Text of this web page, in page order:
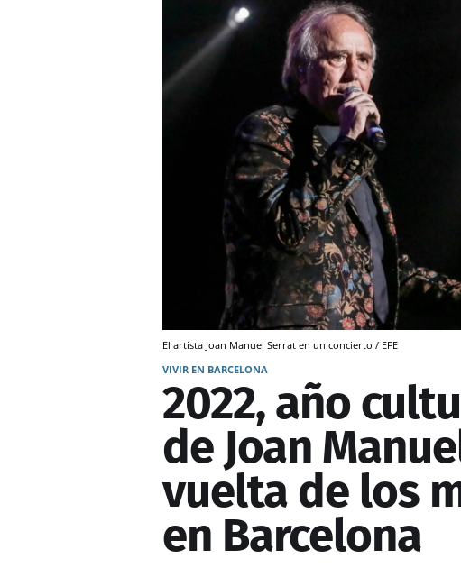
El artista Joan Manuel Serrat en un concierto / EFE
VIVIR EN BARCELONA
2022, año
de Joan
vuelta de los
en Barcelona